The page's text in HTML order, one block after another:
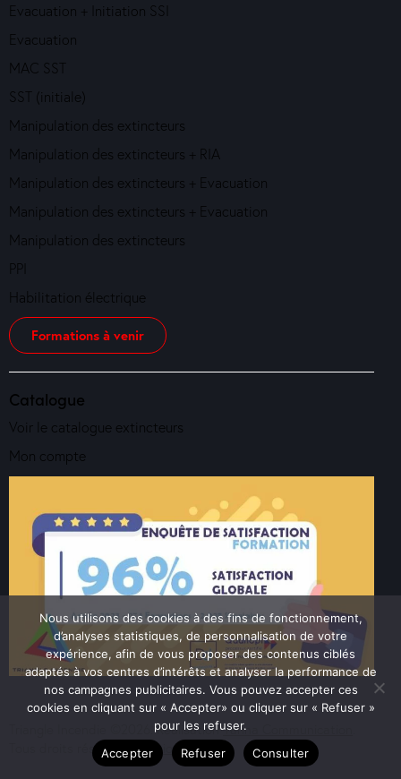
Evacuation + Initiation SSI
Evacuation
MAC SST
SST (initiale)
Manipulation des extincteurs
Manipulation des extincteurs + RIA
Manipulation des extincteurs + Evacuation
Manipulation des extincteurs + Evacuation
Manipulation des extincteurs
PPI
Habilitation électrique
Formations à venir
Catalogue
Voir le catalogue extincteurs
Mon compte
Triangle Incendie ©2026. RéalisationYanna Communication
Tous droits réservés.Mentions Légales
Nous utilisons des cookies à des fins de fonctionnement,
d’analyses statistiques, de personnalisation de votre
expérience, afin de vous proposer des contenus ciblés
adaptés à vos centres d’intérêts et analyser la performance de
nos campagnes publicitaires. Vous pouvez accepter ces
cookies en cliquant sur « Accepter» ou cliquer sur « Refuser »
pour les refuser.
Accepter
Refuser Consulter